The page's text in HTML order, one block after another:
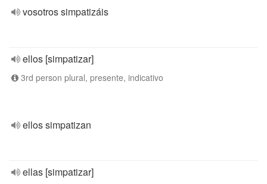
vosotros simpatizáis
ellos [simpatizar]
3rd person plural, presente, indicativo
ellos simpatizan
ellas [simpatizar]